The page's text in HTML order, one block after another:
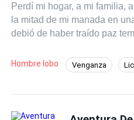
Perdí mi hogar, a mi familia,
la mitad de mi manada en
debió de haber traído paz
solo había una palabra en
huir para salvarme, pero no
que me ayude con mi más
Hombre lobo Venganza